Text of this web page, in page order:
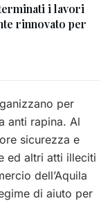
i lavori
rinnovato per
per
anti rapina. Al
sicurezza e
ed altri atti illeciti
dell’Aquila
di aiuto per